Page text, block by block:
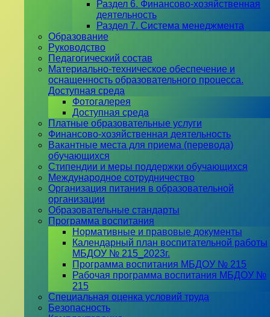
Раздел 6. Финансово-хозяйственная
деятельность
Раздел 7. Система менеджмента
Образование
Руководство
Педагогический состав
Материально-техническое обеспечение и
оснащенность образовательного процесса.
Доступная среда
Фотогалерея
Доступная среда
Платные образовательные услуги
Финансово-хозяйственная деятельность
Вакантные места для приема (перевода)
обучающихся
Стипендии и меры поддержки обучающихся
Международное сотрудничество
Организация питания в образовательной
организации
Образовательные стандарты
Программа воспитания
Нормативные и правовые документы
Календарный план воспитательной работы
МБДОУ № 215_2023г.
Программа воспитания МБДОУ № 215
Рабочая программа воспитания МБДОУ №
215
Специальная оценка условий труда
Безопасность